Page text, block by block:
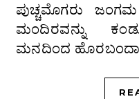
ಪುಚ್ಚಮೊಗರು
ಮಂದಿರವನ್ನು
ಮನದಿಂದ